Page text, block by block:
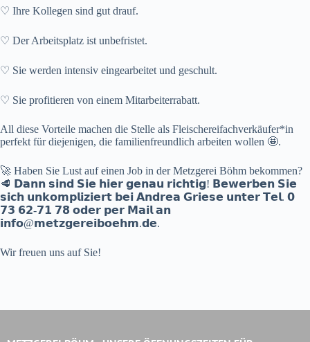
♡ Ihre Kollegen sind gut drauf.
♡ Der Arbeitsplatz ist unbefristet.
♡ Sie werden intensiv eingearbeitet und geschult.
♡ Sie profitieren von einem Mitarbeiterrabatt.
All diese Vorteile machen die Stelle als Fleischereifachverkäufer*in
perfekt für diejenigen, die familienfreundlich arbeiten wollen 🤩.
🚀 Haben Sie Lust auf einen Job in der Metzgerei Böhm bekommen?
🥩 𝗗𝗮𝗻𝗻 𝘀𝗶𝗻𝗱 𝗦𝗶𝗲 𝗵𝗶𝗲𝗿 𝗴𝗲𝗻𝗮𝘂 𝗿𝗶𝗰𝗵𝘁𝗶𝗴! 𝗕𝗲𝘄𝗲𝗿𝗯𝗲𝗻 𝗦𝗶𝗲
𝘀𝗶𝗰𝗵 𝘂𝗻𝗸𝗼𝗺𝗽𝗹𝗶𝘇𝗶𝗲𝗿𝘁 𝗯𝗲𝗶 𝗔𝗻𝗱𝗿𝗲𝗮 𝗚𝗿𝗶𝗲𝘀𝗲 𝘂𝗻𝘁𝗲𝗿 𝗧𝗲𝗹. 𝟬
𝟳𝟯 𝟲𝟮-𝟳𝟭 𝟳𝟴 𝗼𝗱𝗲𝗿 𝗽𝗲𝗿 𝗠𝗮𝗶𝗹 𝗮𝗻
𝗶𝗻𝗳𝗼@𝗺𝗲𝘁𝘇𝗴𝗲𝗿𝗲𝗶𝗯𝗼𝗲𝗵𝗺.𝗱𝗲.
Wir freuen uns auf Sie!